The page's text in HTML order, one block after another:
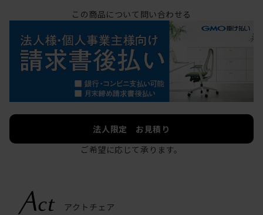
この商品について問い合わせる
法人限定 お見積り
ご希望に応じて承ります。